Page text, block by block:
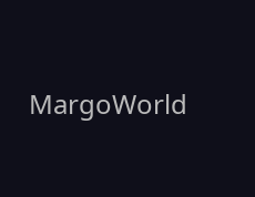
MargoWorld